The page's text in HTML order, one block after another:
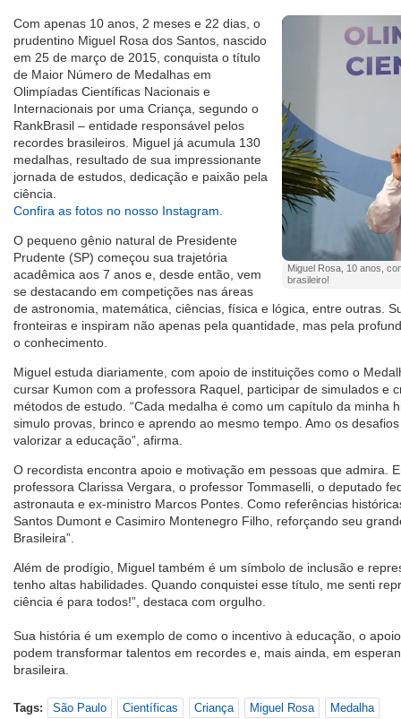
Miguel Rosa, 10 anos,
brasileiro!
Com apenas 10 anos, 2 meses e 22 dias, o
prudentino Miguel Rosa dos Santos, nascido
em 25 de março de 2015, conquista o título
de Maior Número de Medalhas em
Olimpíadas Científicas Nacionais e
Internacionais por uma Criança, segundo o
RankBrasil – entidade responsável pelos
recordes brasileiros. Miguel já acumula 130
medalhas, resultado de sua impressionante
jornada de estudos, dedicação e paixão pela
ciência.
Confira as fotos no nosso Instagram.
O pequeno gênio natural de Presidente
Prudente (SP) começou sua trajetória
acadêmica aos 7 anos e, desde então, vem
se destacando em competições nas áreas
de astronomia, matemática, ciências, física e lógica, entre outras.
fronteiras e inspiram não apenas pela quantidade, mas pela
o conhecimento.
Miguel estuda diariamente, com apoio de instituições como o
cursar Kumon com a professora Raquel, participar de simulados e
métodos de estudo. “Cada medalha é como um capítulo da minha
simulo provas, brinco e aprendo ao mesmo tempo. Amo os
valorizar a educação”, afirma.
O recordista encontra apoio e motivação em pessoas que admira.
professora Clarissa Vergara, o professor Tommaselli, o deputado
astronauta e ex-ministro Marcos Pontes. Como referências
Santos Dumont e Casimiro Montenegro Filho, reforçando seu
Brasileira”.
Além de prodígio, Miguel também é um símbolo de inclusão e
tenho altas habilidades. Quando conquistei esse título, me senti
ciência é para todos!”, destaca com orgulho.
Sua história é um exemplo de como o incentivo à educação, o
podem transformar talentos em recordes e, mais ainda, em
brasileira.
Tags: São Paulo Científicas Criança Miguel Rosa Medalha